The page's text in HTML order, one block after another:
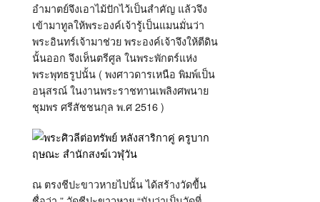
อำมาตย์จึงเอาไม้ปักไว้เป็นสำคัญ แล้วจึง
เข้ามาทูลให้พระองค์เจ้ารู้เป็นแมนมั่นว่า
พระอินทร์เจ้ามาช่วย พระองค์เจ้าจึงให้ตีดิน
นั้นออก จึงเห็นตรีศูล ในพระพักตร์แห่ง
พระพุทธรูปนั้น ( พงศาวดารเหนือ พิมพ์เป็น
อนุสรณ์ ในงานพระราชทานเพลิงศพนาย
ชุมพร ศรีสัชชนกุล พ.ศ 2516 )
ณ ตรงชีปะขาวหายไปนั้น ได้สร้างวัดขื้น